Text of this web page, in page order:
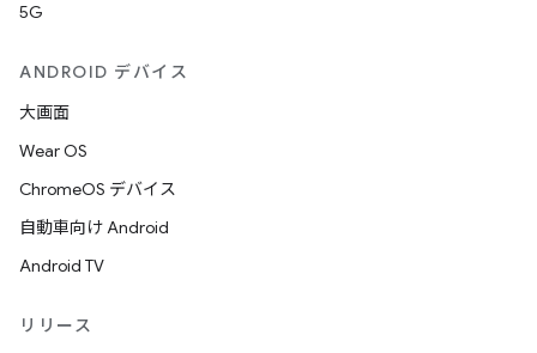
5G
ANDROID デバイス
大画面
Wear OS
ChromeOS デバイス
自動車向け Android
Android TV
リリース